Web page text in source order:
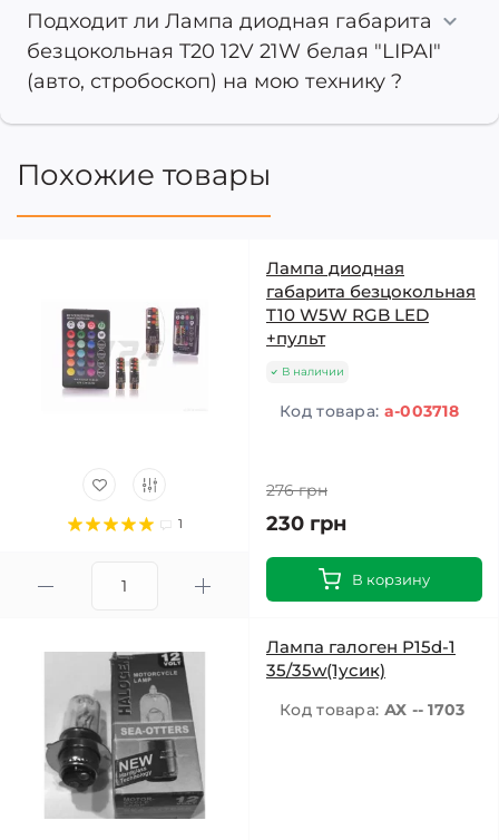
Подходит ли Лампа диодная габарита
безцокольная T20 12V 21W белая "LIPAI"
(авто, стробоскоп) на мою технику ?
Похожие товары
1
Лампа диодная
габарита безцокольная
T10 W5W RGB LED
+пульт
В наличии
Код товара: a-003718
276 грн
230 грн
В корзину
Лампа галоген P15d-1
35/35w(1усик)
Код товара: АХ -- 1703